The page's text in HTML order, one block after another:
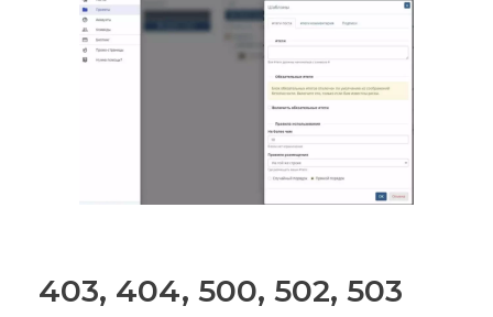
403, 404, 500, 502, 503